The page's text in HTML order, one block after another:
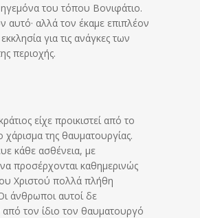
του τόπου Βονιφάτιο.
αυτό· αλλά τον έκαμε επιπλέον
για τις ανάγκες των
περιοχής.
είχε προικιστεί από το
χάρισμα της θαυματουργίας.
κάθε ασθένεια, με
προσέρχονται καθημερινώς
Χριστού πολλά πλήθη
άνθρωποι αυτοί δε
από τον ίδιο τον θαυματουργό